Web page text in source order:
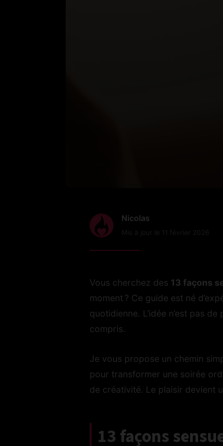
Nicolas
Vous cherchez des 13 façons
moment ? Ce guide est né
quotidienne. L’idée n’est pas
compris.
Je vous propose un chemin
pour transformer une soirée
de créativité. Le plaisir devient
13 façons